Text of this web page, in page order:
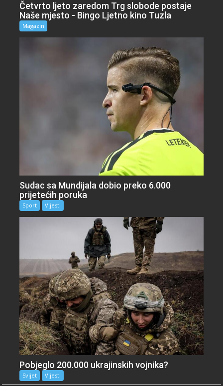
Četvrto ljeto zaredom Trg slobode postaje
Naše mjesto - Bingo Ljetno kino Tuzla
Magazin
Sudac sa Mundijala dobio preko 6.000
prijetećih poruka
Sport Vijesti
Pobjeglo 200.000 ukrajinskih vojnika?
Svijet Vijesti